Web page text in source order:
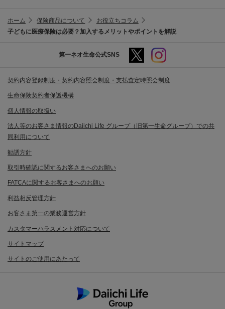
ホーム 保険商品について
お役立ちコラム
子どもに医療保険は必要？加入するメリットやポイントを解説
第一ネオ生命公式SNS
契約内容登録制度・契約内容照会制度・支払査定時照会制度
生命保険契約者保護機構
個人情報の取扱い
法人等のお客さま情報のDaiichi Life グループ（旧第一生命グループ）での共
同利用について
勧誘方針
取引時確認に関するお客さまへのお願い
FATCAに関するお客さまへのお願い
利益相反管理方針
お客さま第一の業務運営方針
カスタマーハラスメント対応について
サイトマップ
サイトのご使用にあたって